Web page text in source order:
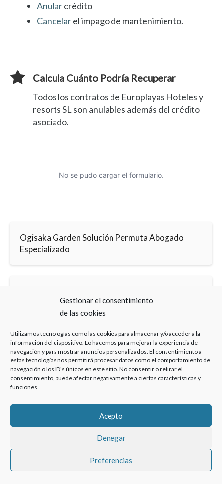
Gestionar el consentimiento
de las cookies
Utilizamos tecnologías como las cookies para almacenar y/o acceder a la
información del dispositivo. Lo hacemos para mejorar la experiencia de
navegación y para mostrar anuncios personalizados. El consentimiento a
estas tecnologías nos permitirá procesar datos como el comportamiento de
navegación o los ID's únicos en este sitio. No consentir o retirar el
consentimiento, puede afectar negativamente a ciertas características y
funciones.
Acepto
Denegar
Preferencias
Anularcrédito
Cancelarel impago de mantenimiento.
Calcula Cuánto Podría Recuperar
Todos los contratos de Europlayas Hoteles y
resorts SL son anulables además del crédito
asociado.
No se pudo cargar el formulario.
Ogisaka Garden Solución Permuta Abogado
Especializado
Haz clic para aceptar cookies de marketing y
permitir este contenido